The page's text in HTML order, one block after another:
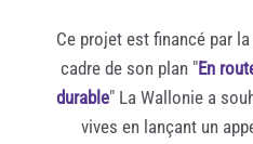
Ce projet est financé par
cadre de son plan "En
durable" La Wallonie a
vives en lançant un